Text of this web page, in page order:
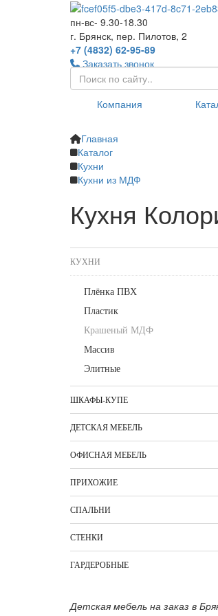
пн-вс- 9.30-18.30
г. Брянск, пер. Пилотов, 2
+7 (4832) 62-95-89
Заказать звонок
Компания
Главная
Каталог
Кухни
Кухни из МДФ
Кухня
КУХНИ
Плёнка ПВХ
Пластик
Крашеный МДФ
Массив
Элитные
ШКАФЫ-КУПЕ
ДЕТСКАЯ МЕБЕЛЬ
ОФИСНАЯ МЕБЕЛЬ
ПРИХОЖИЕ
СПАЛЬНИ
СТЕНКИ
ГАРДЕРОБНЫЕ
Детская мебель на заказ в